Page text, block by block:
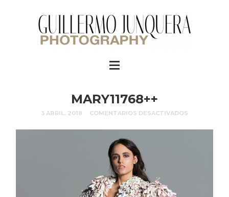
MARY11768++
3 ABRIL, 2018 COMENTARIOS DESACTIVADOS